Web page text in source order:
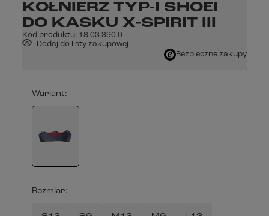
KOŁNIERZ TYP-I SHOEI
DO KASKU X-SPIRIT III
Kod produktu: 18 03 390 0
Dodaj do listy zakupowej
Bezpieczne zakupy
Wariant
Rozmiar